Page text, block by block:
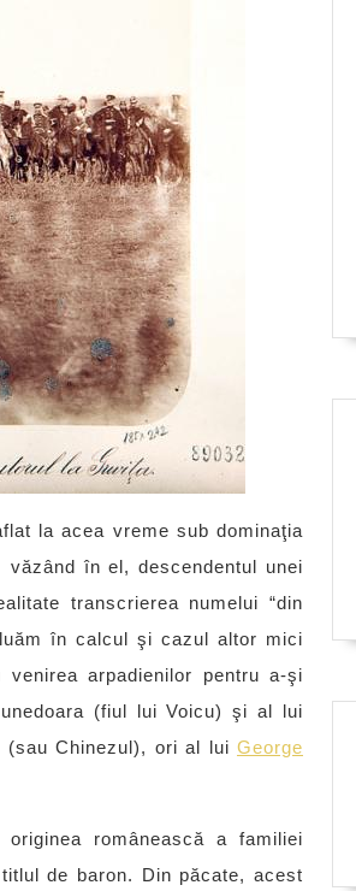
la acea vreme sub dominaţia
în el, descendentul unei
transcrierea numelui “din
în calcul şi cazul altor mici
arpadienilor pentru a-şi
(fiul lui Voicu) şi al lui
Chinezul), ori al lui George
românească a familiei
de baron. Din păcate, acest